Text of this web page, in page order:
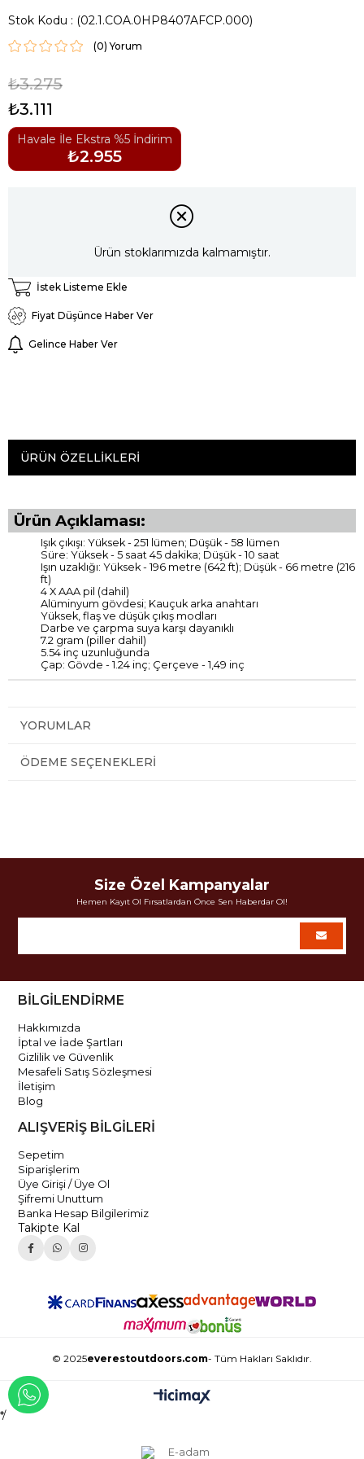
Stok Kodu (02.1.COA.0HP8407AFCP.000)
(0)
₺3.275
₺3.111
Havale İle Ekstra %5 İndirim
₺2.955
Ürün stoklarımızda kalmamıştır.
İstek Listeme Ekle
Fiyat Düşünce Haber Ver
Gelince Haber Ver
ÜRÜN ÖZELLIKLERI
Ürün Açıklaması:
Işık çıkışı: Yüksek - 251 lümen; Düşük - 58 lümen
Süre: Yüksek - 5 saat 45 dakika; Düşük - 10 saat
Işın uzaklığı: Yüksek - 196 metre (642 ft); Düşük - 66 metre (216
ft)
4 X AAA pil (dahil)
Alüminyum gövdesi; Kauçuk arka anahtarı
Yüksek, flaş ve düşük çıkış modları
Darbe ve çarpma suya karşı dayanıklı
7.2 gram (piller dahil)
5.54 inç uzunluğunda
Çap: Gövde - 1.24 inç; Çerçeve - 1,49 inç
YORUMLAR
ÖDEME SEÇENEKLERI
Size Özel Kampanyalar
Hemen Kayıt Ol Fırsatlardan Önce Sen Haberdar Ol!
BİLGİLENDİRME
Hakkımızda
İptal ve İade Şartları
Gizlilik ve Güvenlik
Mesafeli Satış Sözleşmesi
İletişim
Blog
ALIŞVERİŞ BİLGİLERİ
Sepetim
Siparişlerim
Üye Girişi / Üye Ol
Şifremi Unuttum
Banka Hesap Bilgilerimiz
Takipte Kal
© 2025everestoutdoors.com- Tüm Hakları Saklıdır.
*/
WHATSAPP İLE İLETİŞİME GEÇ